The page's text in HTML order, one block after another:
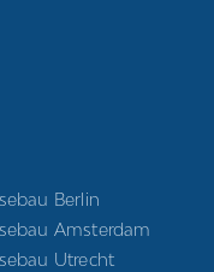
Berlin
Amsterdam
Utrecht